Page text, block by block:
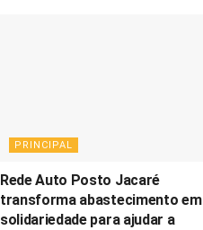
PRINCIPAL
Rede Auto Posto Jacaré
transforma abastecimento em
solidariedade para ajudar a